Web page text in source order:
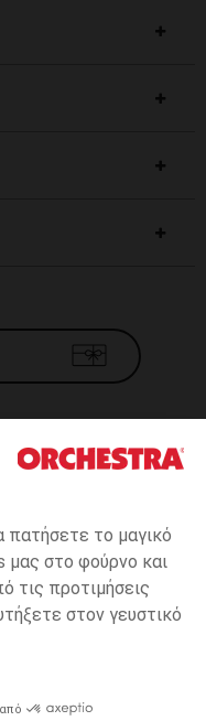
πατήσετε το μαγικό
μας στο φούρνο και
τις προτιμήσεις
στον γευστικό
one
με
και στο σύστημα
Ηλεκτρονικού Εμπορίου.